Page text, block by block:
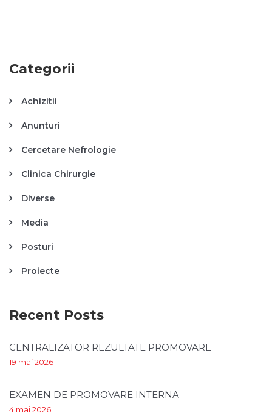
Categorii
Achizitii
Anunturi
Cercetare Nefrologie
Clinica Chirurgie
Diverse
Media
Posturi
Proiecte
Recent Posts
CENTRALIZATOR REZULTATE PROMOVARE
19 mai 2026
EXAMEN DE PROMOVARE INTERNA
4 mai 2026